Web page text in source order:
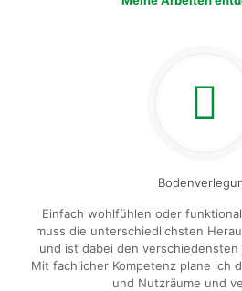
Einfach wohlfühlen oder
muss die unterschiedlichsten
und ist dabei den
Mit fachlicher Kompetenz plane ich
und Nutzräume und